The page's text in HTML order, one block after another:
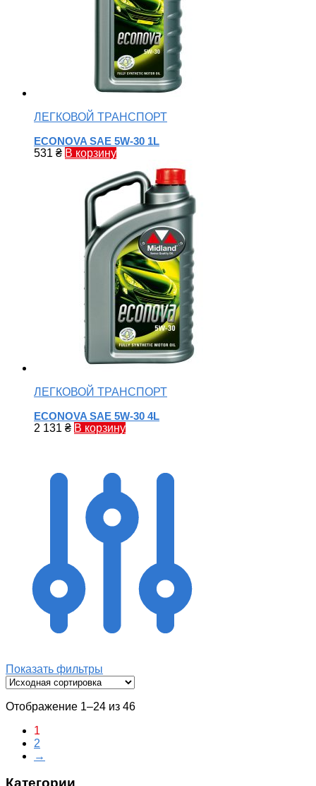
ЛЕГКОВОЙ ТРАНСПОРТ
ECONOVA SAE 5W-30 1L
531 ₴ В корзину
ЛЕГКОВОЙ ТРАНСПОРТ
ECONOVA SAE 5W-30 4L
2 131 ₴ В корзину
Показать фильтры
Отображение 1–24 из 46
1
2
→